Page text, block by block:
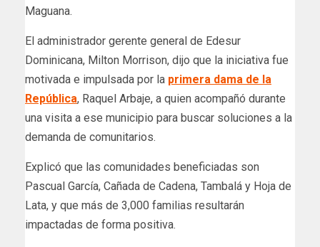
Maguana.
El administrador gerente general de Edesur
Dominicana, Milton Morrison, dijo que la iniciativa fue
motivada e impulsada por la primera dama de la
República, Raquel Arbaje, a quien acompañó durante
una visita a ese municipio para buscar soluciones a la
demanda de comunitarios.
Explicó que las comunidades beneficiadas son
Pascual García, Cañada de Cadena, Tambalá y Hoja de
Lata, y que más de 3,000 familias resultarán
impactadas de forma positiva.